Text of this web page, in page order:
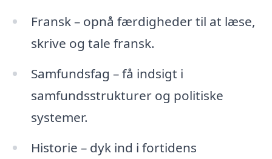
Fransk – opnå færdigheder til at læse,
skrive og tale fransk.
Samfundsfag – få indsigt i
samfundsstrukturer og politiske
systemer.
Historie – dyk ind i fortidens